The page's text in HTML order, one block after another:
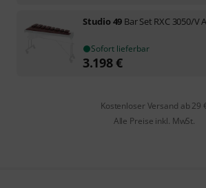
Studio 49 Bar Set RXC 3050/V
Sofort lieferbar
3.198€
Kostenloser Versand ab 29
Alle Preise inkl. MwSt.